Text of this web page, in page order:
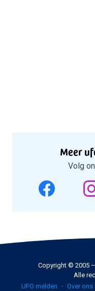
Meer
Volg
Copyright © 2005
Alle
UFO melden
Over ons